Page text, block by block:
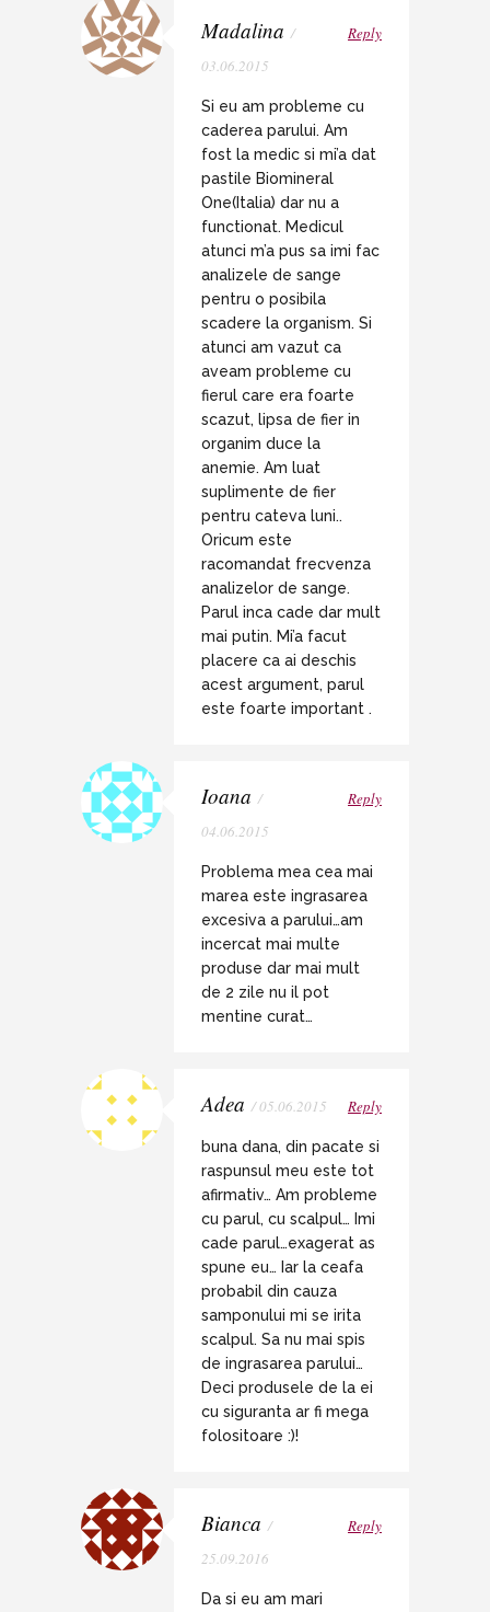
Madalina /
03.06.2015
Reply
Si eu am probleme cu
caderea parului. Am
fost la medic si mi’a dat
pastile Biomineral
One(Italia) dar nu a
functionat. Medicul
atunci m’a pus sa imi fac
analizele de sange
pentru o posibila
scadere la organism. Si
atunci am vazut ca
aveam probleme cu
fierul care era foarte
scazut, lipsa de fier in
organim duce la
anemie. Am luat
suplimente de fier
pentru cateva luni..
Oricum este
racomandat frecvenza
analizelor de sange.
Parul inca cade dar mult
mai putin. Mi’a facut
placere ca ai deschis
acest argument, parul
este foarte important .
Ioana /
04.06.2015
Reply
Problema mea cea mai
marea este ingrasarea
excesiva a parului…am
incercat mai multe
produse dar mai mult
de 2 zile nu il pot
mentine curat…
Adea / 05.06.2015 Reply
buna dana, din pacate si
raspunsul meu este tot
afirmativ… Am probleme
cu parul, cu scalpul… Imi
cade parul…exagerat as
spune eu… Iar la ceafa
probabil din cauza
samponului mi se irita
scalpul. Sa nu mai spis
de ingrasarea parului…
Deci produsele de la ei
cu siguranta ar fi mega
folositoare :)!
Bianca /
25.09.2016
Reply
Da si eu am mari